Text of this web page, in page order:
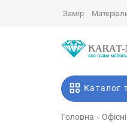
Замір
Каталог
Головна